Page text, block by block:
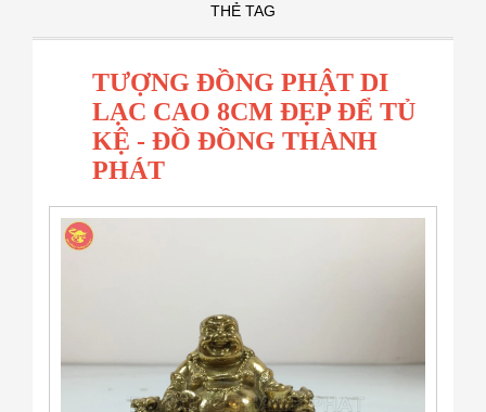
THẺ TAG
TƯỢNG ĐỒNG PHẬT DI
LẠC CAO 8CM ĐẸP ĐỂ TỦ
KỆ - ĐỒ ĐỒNG THÀNH
PHÁT